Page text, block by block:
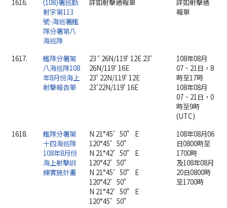
1616.
(108)署巡勤
射字第113
號-海巡署艦
隊分署第八
海巡隊
詳如射擊通報單
詳如射擊通
報單
1617.
艦隊分署第
八海巡隊108
年8月份海上
射擊報告單
23 ﾟ26N/119ﾟ12E 23ﾟ
26N/119ﾟ16E
23ﾟ22N/119ﾟ12E
23'22N/119ﾟ16E
108年08月
07、21日，8
時至17時
108年08月
07、21日，0
時至9時
(UTC)
1618.
艦隊分署第
十四海巡隊
108年8月份
海上射擊訓
練實施計畫
N 21°45’50” E
120°45’50”
N 21°42’50” E
120°42’50”
N 21°45’50” E
120°42’50”
N 21°42’50” E
120°45’50”
108年08月06
日0800時至
1700時
及108年08月
20日0800時
至1700時